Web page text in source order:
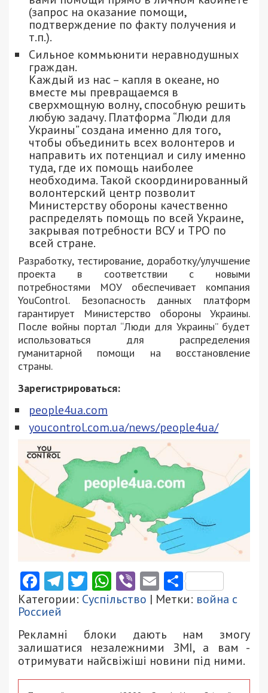
(запрос на оказание помощи,
подтверждение по факту получения и
т.п.).
Сильное коммьюнити неравнодушных
граждан.
Каждый из нас – капля в океане, но
вместе мы превращаемся в
сверхмощную волну, способную решить
любую задачу. Платформа “Люди для
Украины” создана именно для того,
чтобы объединить всех волонтеров и
направить их потенциал и силу именно
туда, где их помощь наиболее
необходима. Такой скоординированный
волонтерский центр позволит
Министерству обороны качественно
распределять помощь по всей Украине,
закрывая потребности ВСУ и ТРО по
всей стране.
Разработку, тестирование, доработку/улучшение
проекта в соответствии с новыми
потребностями МОУ обеспечивает компания
YouControl. Безопасность данных платформ
гарантирует Министерство обороны Украины.
После войны портал “Люди для Украины” будет
использоваться для распределения
гуманитарной помощи на восстановление
страны.
Зарегистрироваться:
people4ua.com
youcontrol.com.ua/news/people4ua/
Facebook
Telegram
Twitter
WhatsApp
ViberEmail
Категории: Суспільство | Метки: война с
Россией
Рекламні блоки дають нам змогу
залишатися незалежними ЗМІ, а вам -
отримувати найсвіжіші новини під ними.